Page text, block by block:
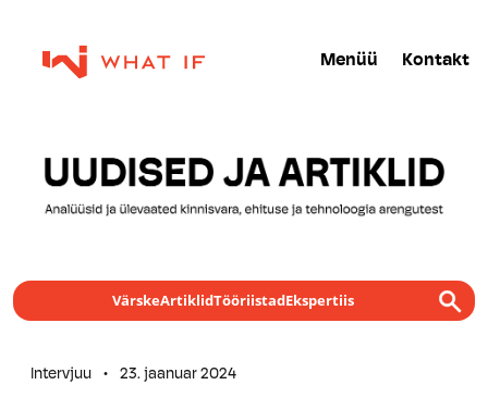
Menüü Kontakt
VärskeArtiklidTööriistadEkspertiis
Intervjuu • 23. jaanuar 2024